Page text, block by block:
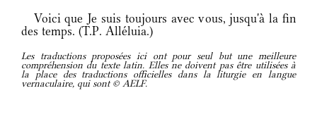
Voici que Je suis toujours avec vous, jusqu'à la fin
des temps. (T.P. Alléluia.)
Les traductions proposées ici ont pour seul but une meilleure
compréhension du texte latin. Elles ne doivent pas être utilisées à
la place des traductions officielles dans la liturgie en langue
vernaculaire, qui sont © AELF.